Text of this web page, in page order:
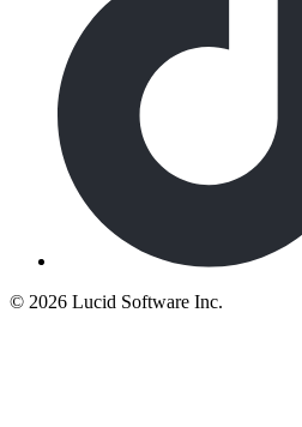
© 2026 Lucid Software Inc.